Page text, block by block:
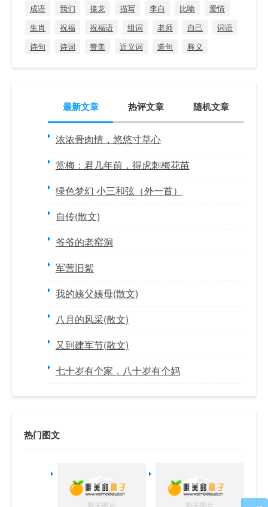
成语
我们 接龙 描写 李白 比喻
爱情
生肖
祝福 祝福语 组词 老师 自己
词语
诗句
诗词 赞美 近义词 造句 释义
最新文章 热评文章 随机文章
浓浓骨肉情，悠悠寸草心
赏梅：君几年前，得虎刺梅花苗
绿色梦幻 小三和弦（外一首）
自传(散文)
爷爷的老窑洞
军营旧絮
我的姨父姨母(散文)
八月的风采(散文)
又到建军节(散文)
七十岁有个家，八十岁有个妈
热门图文